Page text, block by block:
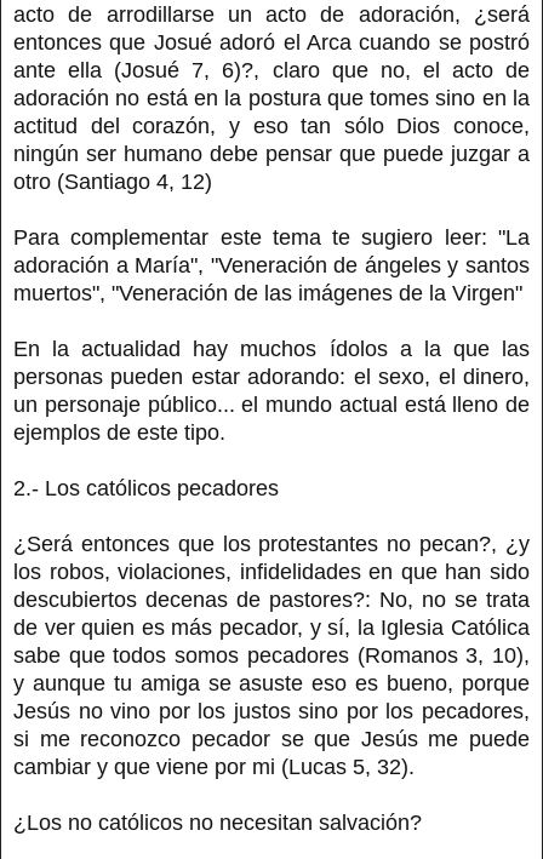
acto de arrodillarse un acto de adoración, ¿será
entonces que Josué adoró el Arca cuando se postró
ante ella (Josué 7, 6)?, claro que no, el acto de
adoración no está en la postura que tomes sino en la
actitud del corazón, y eso tan sólo Dios conoce,
ningún ser humano debe pensar que puede juzgar a
otro (Santiago 4, 12)
Para complementar este tema te sugiero leer: "La
adoración a María", "Veneración de ángeles y santos
muertos", "Veneración de las imágenes de la Virgen"
En la actualidad hay muchos ídolos a la que las
personas pueden estar adorando: el sexo, el dinero,
un personaje público... el mundo actual está lleno de
ejemplos de este tipo.
2.- Los católicos pecadores
¿Será entonces que los protestantes no pecan?, ¿y
los robos, violaciones, infidelidades en que han sido
descubiertos decenas de pastores?: No, no se trata
de ver quien es más pecador, y sí, la Iglesia Católica
sabe que todos somos pecadores (Romanos 3, 10),
y aunque tu amiga se asuste eso es bueno, porque
Jesús no vino por los justos sino por los pecadores,
si me reconozco pecador se que Jesús me puede
cambiar y que viene por mi (Lucas 5, 32).
¿Los no católicos no necesitan salvación?